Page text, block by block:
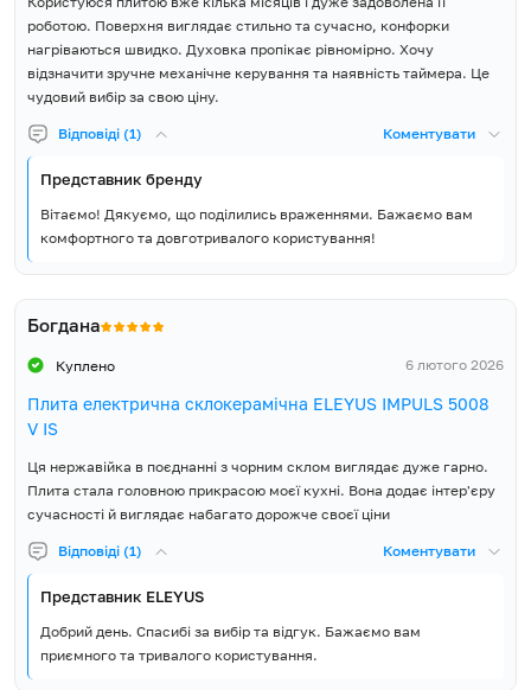
Розмір довжина (Д), мм
Розмір ширина (Ш), мм
Розмір висота (В), мм
(Ш), мм
Країна виробник товару Туреччина
Країна реєстрації бренду
Гарантія, місяців
Плита, Глибоке деко,
роботою. Поверхня виглядає стильно та сучасно, конфорки
нагріваються швидко. Духовка пропікає рівномірно. Хочу
відзначити зручне механічне керування та наявність таймера. Це
чудовий вибір за свою ціну.
Відповіді (1) Коментувати
Представник бренду
Вітаємо! Дякуємо, що поділились враженнями. Бажаємо вам
комфортного та довготривалого користування!
Богдана
Куплено 6 лютого 2026
Плита електрична склокерамічна ELEYUS IMPULS 5008
V IS
Ця нержавійка в поєднанні з чорним склом виглядає дуже гарно.
Плита стала головною прикрасою моєї кухні. Вона додає інтер'єру
сучасності й виглядає набагато дорожче своєї ціни
Відповіді (1) Коментувати
Представник ELEYUS
Добрий день. Спасибі за вибір та відгук. Бажаємо вам
приємного та тривалого користування.